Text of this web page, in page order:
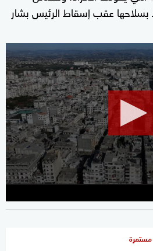
عقب إسقاط الرئيس بشار
0
seconds
of
59
seconds